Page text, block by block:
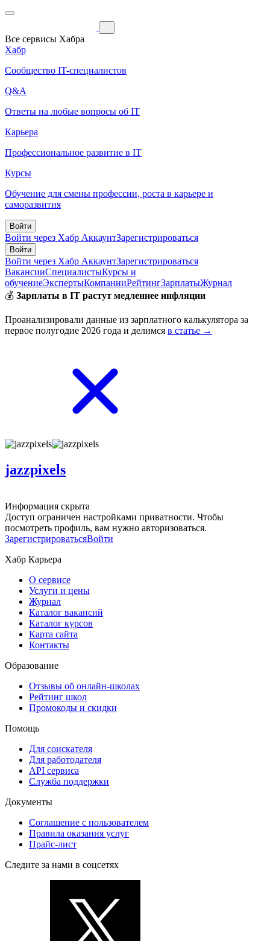
Все сервисы Хабра
Хабр
Сообщество IT-специалистов
Q&A
Ответы на любые вопросы об IT
Карьера
Профессиональное развитие в IT
Курсы
Обучение для смены профессии, роста в карьере и
саморазвития
Войти
Войти через Хабр АккаунтЗарегистрироваться
Войти
Войти через Хабр АккаунтЗарегистрироваться
ВакансииСпециалистыКурсы и
обучениеЭкспертыКомпанииРейтингЗарплатыЖурнал
💰 Зарплаты в IT растут медленнее инфляции
Проанализировали данные из зарплатного калькулятора за
первое полугодие 2026 года и делимся в статье →
jazzpixels
Информация скрыта
Доступ ограничен настройками приватности. Чтобы
посмотреть профиль, вам нужно авторизоваться.
ЗарегистрироватьсяВойти
Хабр Карьера
О сервисе
Услуги и цены
Журнал
Каталог вакансий
Каталог курсов
Карта сайта
Контакты
Образование
Отзывы об онлайн-школах
Рейтинг школ
Промокоды и скидки
Помощь
Для соискателя
Для работодателя
API сервиса
Служба поддержки
Документы
Соглашение с пользователем
Правила оказания услуг
Прайс-лист
Следите за нами в соцсетях